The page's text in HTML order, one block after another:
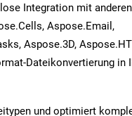
Integration mit anderen
Aspose.Email,
Aspose.3D,
Dateikonvertierung in
und optimiert